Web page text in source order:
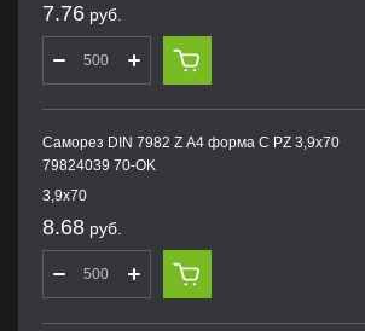
7.76 руб.
Саморез DIN 7982 Z А4 форма С PZ 3,9х70
79824039 70-OK
3,9х70
8.68 руб.